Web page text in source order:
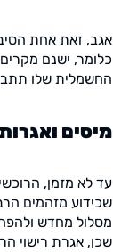
אגב, זאת אחת
החשמלית שלו תתבקש להגיע רק כל 20,000 קילומטרים.
מיסים
עד לא מזמן,
שכידוע מזהמים
מסלול מחדש